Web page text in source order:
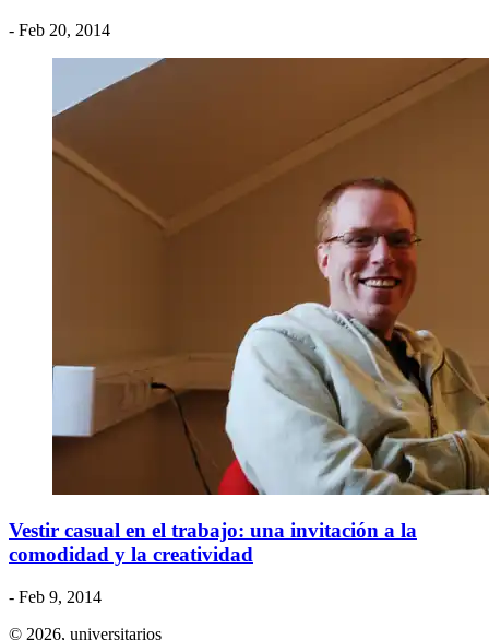
- Feb 20, 2014
Vestir casual en el trabajo: una invitación a la
comodidad y la creatividad
- Feb 9, 2014
© 2026, universitarios